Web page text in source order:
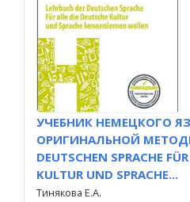
УЧЕБНИК НЕМЕЦКОГО
ОРИГИНАЛЬНОЙ
DEUTSCHEN SPRACHE
KULTUR UND SPRACHE...
Тинякова Е.А.